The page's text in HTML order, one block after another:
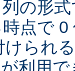
の形
点で
けられ
利用